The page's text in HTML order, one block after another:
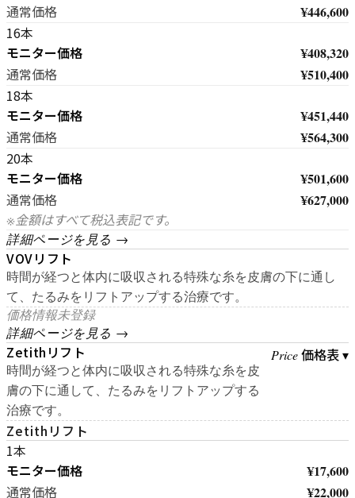
通常価格 ¥446,600
16本
モニター価格 ¥408,320
通常価格 ¥510,400
18本
モニター価格 ¥451,440
通常価格 ¥564,300
20本
モニター価格 ¥501,600
通常価格 ¥627,000
※金額はすべて税込表記です。
詳細ページを見る →
VOVリフト
時間が経つと体内に吸収される特殊な糸を皮膚の下に通し
て、たるみをリフトアップする治療です。
価格情報未登録
詳細ページを見る →
Zetithリフト
時間が経つと体内に吸収される特殊な糸を皮
膚の下に通して、たるみをリフトアップする
治療です。
Price価格表 ▾
Zetithリフト
1本
モニター価格 ¥17,600
通常価格 ¥22,000